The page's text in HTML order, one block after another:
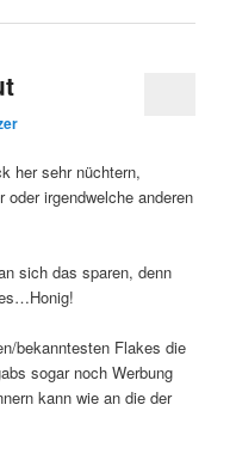
her sehr nüchtern,
irgendwelche anderen
sich das sparen, denn
bekanntesten Flakes die
sogar noch Werbung
kann wie an die der